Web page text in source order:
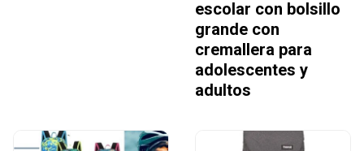
escolar con bolsillo
grande con
cremallera para
adolescentes y
adultos